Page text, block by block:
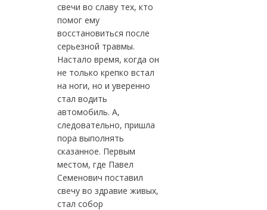
свечи во славу тех, кто
помог ему
восстановиться после
серьезной травмы.
Настало время, когда он
не только крепко встал
на ноги, но и уверенно
стал водить
автомобиль. А,
следовательно, пришла
пора выполнять
сказанное. Первым
местом, где Павел
Семенович поставил
свечу во здравие живых,
стал собор